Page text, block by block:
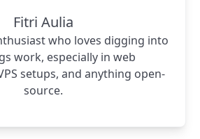
Fitri Aulia
who loves digging into
work, especially in web
setups, and anything open-
source.